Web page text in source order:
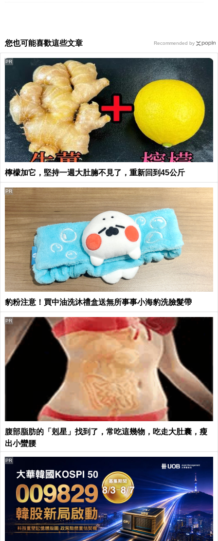
您也可能喜歡這些文章
檸檬加它，堅持一週大肚腩不見了，重新回到45公斤
PR
豹粉注意！買中油洗沐禮盒送無所事事小海豹洗臉髮帶
PR
腹部脂肪的「剋星」找到了，常吃這幾物，吃走大肚囊，瘦
出小蠻腰
PR
PR
Recommended by